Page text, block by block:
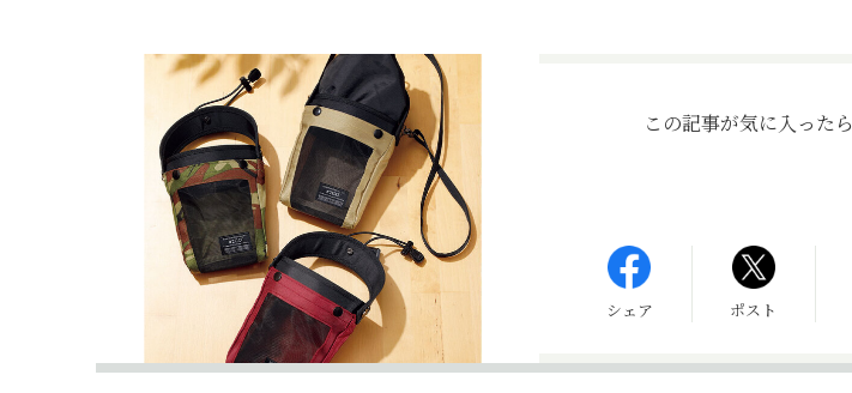
この記事が気に入ったら
シェア ポスト